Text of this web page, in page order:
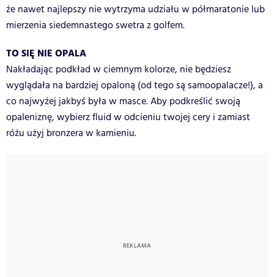
że nawet najlepszy nie wytrzyma udziału w półmaratonie lub
mierzenia siedemnastego swetra z golfem.
TO SIĘ NIE OPALA
Nakładając podkład w ciemnym kolorze, nie będziesz
wyglądała na bardziej opaloną (od tego są samoopalacze!), a
co najwyżej jakbyś była w masce. Aby podkreślić swoją
opaleniznę, wybierz fluid w odcieniu twojej cery i zamiast
różu użyj bronzera w kamieniu.